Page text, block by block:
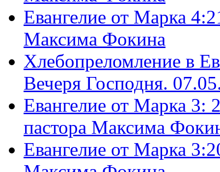
Евангелие от Марка
Максима Фокина
Хлебопреломление в
Вечеря Господня.
Евангелие от Марка 3:
пастора Максима
Евангелие от Марка